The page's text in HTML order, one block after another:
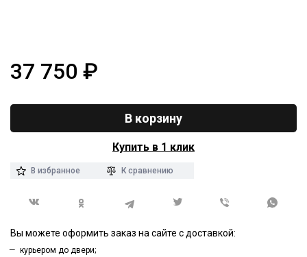
37 750 ₽
В корзину
Купить в 1 клик
В избранное К сравнению
Вы можете оформить заказ на сайте с доставкой:
курьером до двери;